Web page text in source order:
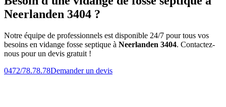
Neerlanden 3404 ?
Notre équipe de professionnels est disponible 24/7 pour tous vos
besoins en vidange fosse septique à Neerlanden 3404. Contactez-
nous pour un devis gratuit !
0472/78.78.78Demander un devis